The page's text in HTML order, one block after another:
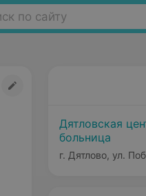
по сайту
Дятловская
больница
г. Дятлово, ул.